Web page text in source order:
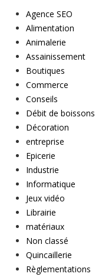
Agence SEO
Alimentation
Animalerie
Assainissement
Boutiques
Commerce
Conseils
Débit de boissons
Décoration
entreprise
Epicerie
Industrie
Informatique
Jeux vidéo
Librairie
matériaux
Non classé
Quincaillerie
Règlementations